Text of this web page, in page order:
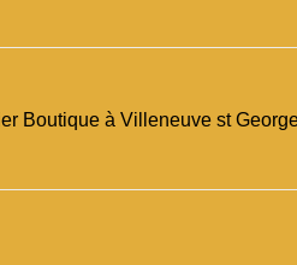
Boutique à Villeneuve st